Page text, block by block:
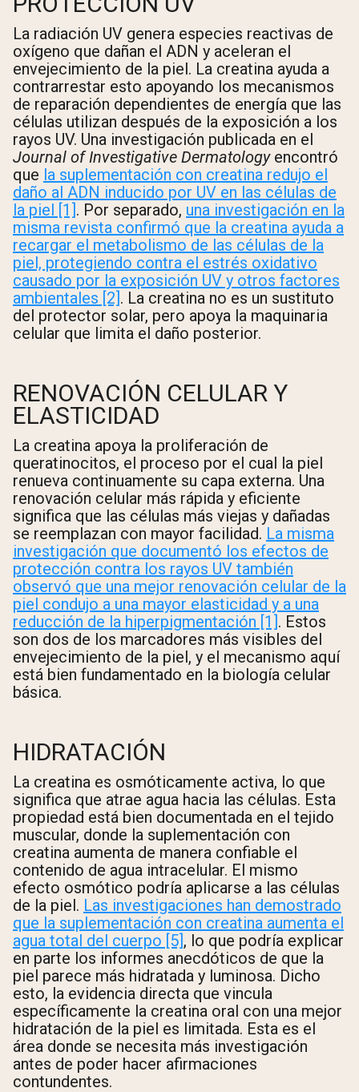
La radiación UV genera especies reactivas de
oxígeno que dañan el ADN y aceleran el
envejecimiento de la piel. La creatina ayuda a
contrarrestar esto apoyando los mecanismos
de reparación dependientes de energía que las
células utilizan después de la exposición a los
rayos UV. Una investigación publicada en el
Journal of Investigative Dermatologyencontró
que la suplementación con creatina redujo el
daño al ADN inducido por UV en las células de
la piel [1]. Por separado, una investigación en la
misma revista confirmó que la creatina ayuda a
recargar el metabolismo de las células de la
piel, protegiendo contra el estrés oxidativo
causado por la exposición UV y otros factores
ambientales [2]. La creatina no es un sustituto
del protector solar, pero apoya la maquinaria
celular que limita el daño posterior.
RENOVACIÓN CELULAR Y
ELASTICIDAD
La creatina apoya la proliferación de
queratinocitos, el proceso por el cual la piel
renueva continuamente su capa externa. Una
renovación celular más rápida y eficiente
significa que las células más viejas y dañadas
se reemplazan con mayor facilidad. La misma
investigación que documentó los efectos de
protección contra los rayos UV también
observó que una mejor renovación celular de la
piel condujo a una mayor elasticidad y a una
reducción de la hiperpigmentación [1]. Estos
son dos de los marcadores más visibles del
envejecimiento de la piel, y el mecanismo aquí
está bien fundamentado en la biología celular
básica.
HIDRATACIÓN
La creatina es osmóticamente activa, lo que
significa que atrae agua hacia las células. Esta
propiedad está bien documentada en el tejido
muscular, donde la suplementación con
creatina aumenta de manera confiable el
contenido de agua intracelular. El mismo
efecto osmótico podría aplicarse a las células
de la piel. Las investigaciones han demostrado
que la suplementación con creatina aumenta el
agua total del cuerpo [5], lo que podría explicar
en parte los informes anecdóticos de que la
piel parece más hidratada y luminosa. Dicho
esto, la evidencia directa que vincula
específicamente la creatina oral con una mejor
hidratación de la piel es limitada. Esta es el
área donde se necesita más investigación
antes de poder hacer afirmaciones
contundentes.